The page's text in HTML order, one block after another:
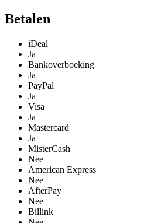
Betalen
iDeal
Ja
Bankoverboeking
Ja
PayPal
Ja
Visa
Ja
Mastercard
Ja
MisterCash
Nee
American Express
Nee
AfterPay
Nee
Billink